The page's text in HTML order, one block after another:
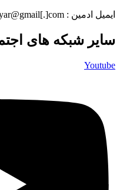
ایمیل ادمین : pooya.shahryar@gmail[.]com
سایر شبکه های
Youtube